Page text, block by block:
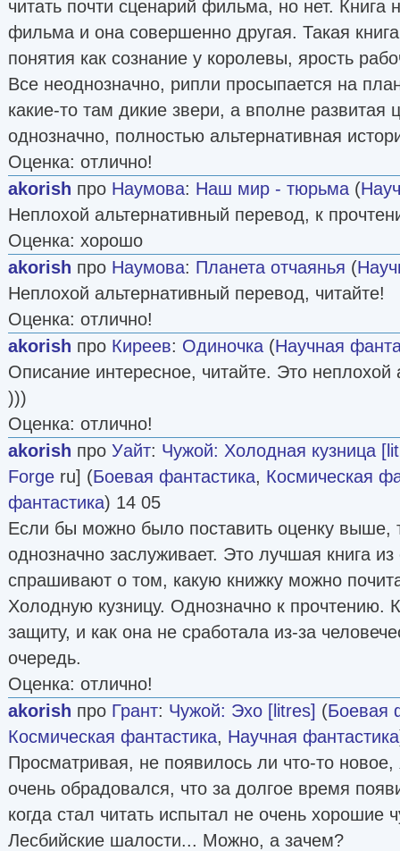
читать почти сценарий фильма, но нет. Книга
фильма и она совершенно другая. Такая
понятия как сознание у королевы, ярость
Все неоднозначно, рипли просыпается на
какие-то там дикие звери, а вполне развитая
однозначно, полностью альтернативная
Оценка: отлично!
akorish про Наумова: Наш мир - тюрьма (
Неплохой альтернативный перевод, к
Оценка: хорошо
akorish про Наумова: Планета отчаянья (
Неплохой альтернативный перевод, читайте!
Оценка: отлично!
akorish про Киреев: Одиночка (Научная
Описание интересное, читайте. Это неплохой
)))
Оценка: отлично!
akorish про Уайт: Чужой: Холодная кузница
Forge ru] (Боевая фантастика, Космическая
фантастика) 14 05
Если бы можно было поставить оценку выше,
однозначно заслуживает. Это лучшая книга
спрашивают о том, какую книжку можно
Холодную кузницу. Однозначно к прочтению.
защиту, и как она не сработала из-за
очередь.
Оценка: отлично!
akorish про Грант: Чужой: Эхо [litres] (Боевая
Космическая фантастика, Научная фантастика
Просматривая, не появилось ли что-то новое,
очень обрадовался, что за долгое время
когда стал читать испытал не очень хорошие
Лесбийские шалости... Можно, а зачем?